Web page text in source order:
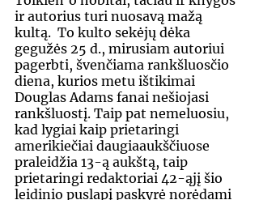
ir autorius turi nuosavą mažą
kultą.  To kulto sekėjų dėka
gegužės 25 d., mirusiam autoriui
pagerbti, švenčiama rankšluosčio
diena, kurios metu ištikimai
Douglas Adams fanai nešiojasi
rankšluos­tį. Taip pat nemeluosiu,
kad lygiai kaip prietaringi
amerikiečiai daugiaaukščiuose
praleidžia 13-ą aukštą, taip
prietaringi redaktoriai 42-ąjį šio
leidinio puslapį paskyrė norėdami